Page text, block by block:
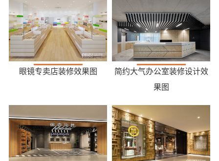
眼镜专卖店装修效果图
简约大气办公室装修设计效
果图